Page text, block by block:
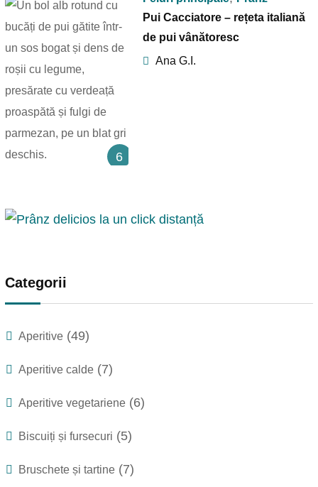
6
Pui Cacciatore – rețeta italiană
de pui vânătoresc
Ana G.I.
Categorii
Aperitive (49)
Aperitive calde (7)
Aperitive vegetariene (6)
Biscuiți și fursecuri (5)
Bruschete și tartine (7)